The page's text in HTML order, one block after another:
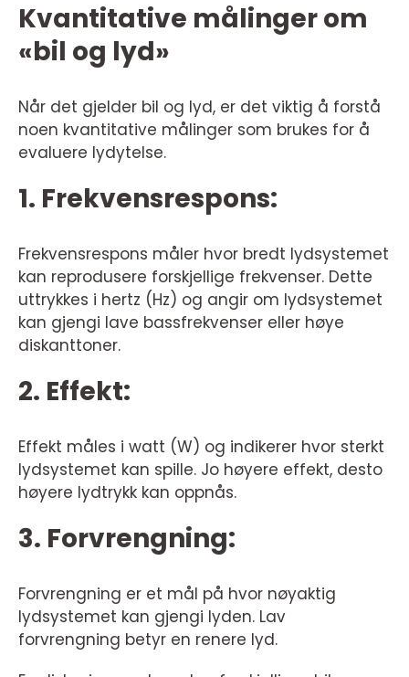
Kvantitative målinger om
«bil og lyd»
Når det gjelder bil og lyd, er det viktig å forstå
noen kvantitative målinger som brukes for å
evaluere lydytelse.
1. Frekvensrespons:
Frekvensrespons måler hvor bredt lydsystemet
kan reprodusere forskjellige frekvenser. Dette
uttrykkes i hertz (Hz) og angir om lydsystemet
kan gjengi lave bassfrekvenser eller høye
diskanttoner.
2. Effekt:
Effekt måles i watt (W) og indikerer hvor sterkt
lydsystemet kan spille. Jo høyere effekt, desto
høyere lydtrykk kan oppnås.
3. Forvrengning:
Forvrengning er et mål på hvor nøyaktig
lydsystemet kan gjengi lyden. Lav
forvrengning betyr en renere lyd.